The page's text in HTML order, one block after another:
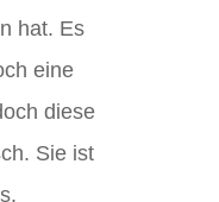
hat. Es
eine
diese
Sie ist